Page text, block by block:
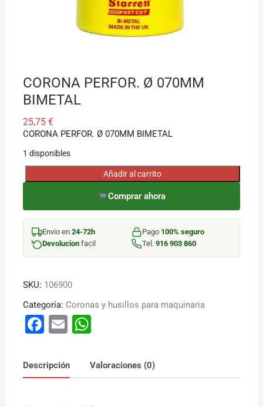
CORONA PERFOR. Ø 070MM
BIMETAL
25,75 €
CORONA PERFOR. Ø 070MM BIMETAL
1 disponibles
CORONA
Ø
070MM
BIMETAL
cantidad
Añadir al carrito
Comprar ahora
Envio en 24-72h Pago 100% seguro
Devolucionfacil Tel. 916 903 860
SKU: 106900
Categoría: Coronas y husillos para maquinaria
F
c
e
E
ai
l
W
at
s
Descripción Valoraciones (0)
¡Hola! Soy el asesor virtual de Ferretería El Arroyo.
Cuéntame qué necesitas y te ayudo a encontrarlo,